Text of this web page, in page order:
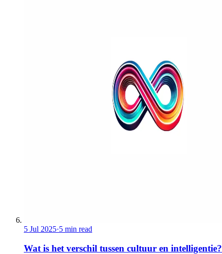
5 Jul 2025·5 min read
Wat is het verschil tussen cultuur en intelligentie?